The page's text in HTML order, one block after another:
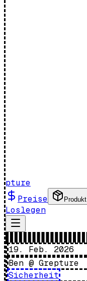
pture
Preise
Produkt
Loslegen
19. Feb. 2026
Ben @ Grepture
Sicherheit